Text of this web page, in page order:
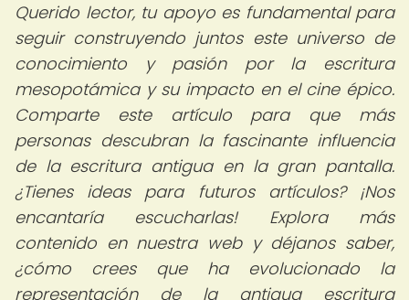
Querido lector, tu apoyo es fundamental para
seguir construyendo juntos este universo de
conocimiento y pasión por la escritura
mesopotámica y su impacto en el cine épico.
Comparte este artículo para que más
personas descubran la fascinante influencia
de la escritura antigua en la gran pantalla.
¿Tienes ideas para futuros artículos? ¡Nos
encantaría escucharlas! Explora más
contenido en nuestra web y déjanos saber,
¿cómo crees que ha evolucionado la
representación de la antigua escritura